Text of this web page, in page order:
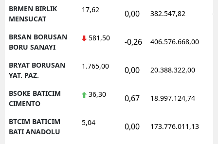
BRMEN BIRLIK
MENSUCAT
17,62 0,00 382.547,82
BRSAN BORUSAN
BORU SANAYI
581,50 -0,26 406.576.668,00
BRYAT BORUSAN
YAT. PAZ.
1.765,00 0,00 20.388.322,00
BSOKE BATICIM
CIMENTO
36,30 0,67 18.997.124,74
BTCIM BATICIM
BATI ANADOLU
5,04 0,00 173.776.011,13